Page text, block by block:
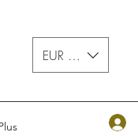
EUR (€)